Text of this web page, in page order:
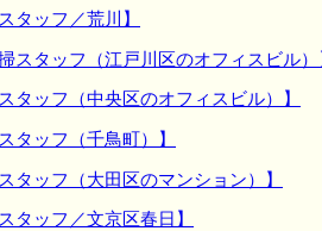
ッフ／荒川】
スタッフ（江戸川区のオフィスビル）
ッフ（中央区のオフィスビル）】
ッフ（千鳥町）】
ッフ（大田区のマンション）】
ッフ／文京区春日】